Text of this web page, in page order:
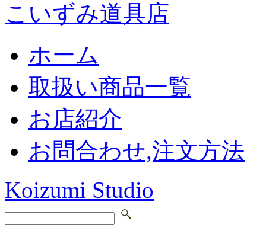
こいずみ道具店
ホーム
取扱い商品一覧
お店紹介
お問合わせ,注文方法
Koizumi Studio